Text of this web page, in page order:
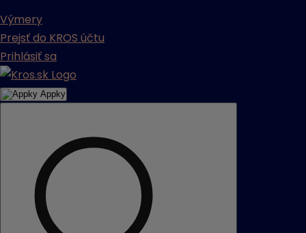
Výmery
Prejsť do KROS účtu
Prihlásiť sa
Appky